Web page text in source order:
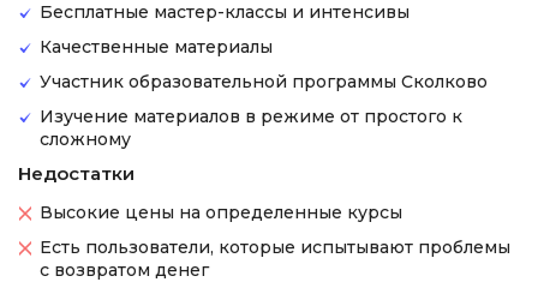
Бесплатные мастер-классы и интенсивы
Качественные материалы
Участник образовательной программы Сколково
Изучение материалов в режиме от простого к
сложному
Недостатки
Высокие цены на определенные курсы
Есть пользователи, которые испытывают проблемы
с возвратом денег